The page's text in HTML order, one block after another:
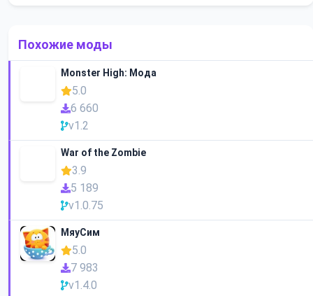
Похожие моды
Monster High: Мода
5.0
6 660
v1.2
War of the Zombie
3.9
5 189
v1.0.75
МяуСим
5.0
7 983
v1.4.0